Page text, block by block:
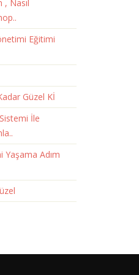
, Nasıl
Eğitimi
Güzel Kİ
İle
Yaşama Adım